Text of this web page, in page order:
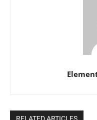
RELATED ARTICLES